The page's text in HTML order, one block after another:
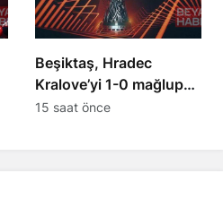
Beşiktaş, Hradec
Kralove’yi 1-0 mağlup
etti
15 saat önce